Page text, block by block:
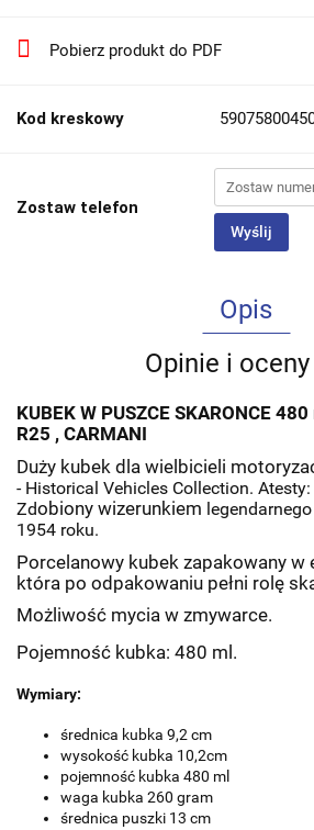
Pobierz produkt do PDF
Kod kreskowy
Zostaw telefon
Wyślij
Opis
Opinie i
KUBEK W PUSZCE SKARONCE
R25 , CARMANI
Duży kubek dla wielbicieli
- Historical Vehicles Collection.
Zdobiony wizerunkiem
1954 roku.
Porcelanowy kubek zapakowany w
która po odpakowaniu pełni rolę
Możliwość mycia w zmywarce.
Pojemność kubka: 480 ml.
Wymiary:
średnica kubka 9,2 cm
wysokość kubka 10,2cm
pojemność kubka 480 ml
waga kubka 260 gram
średnica puszki 13 cm